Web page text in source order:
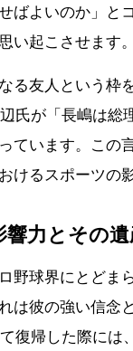
ばよいのか」と
い起こさせます。
る友人という枠
氏が「長嶋は
ています。この
けるスポーツの
響力とその遺
野球界にとどま
は彼の強い信念
復帰した際には